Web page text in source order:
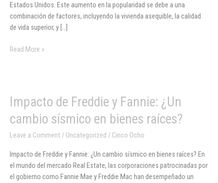
Estados Unidos. Este aumento en la popularidad se debe a una
combinación de factores, incluyendo la vivienda asequible, la calidad
de vida superior, y […]
en
EE.
UU.
Read More »
Impacto de Freddie y Fannie: ¿Un
cambio sísmico en bienes raíces?
Leave a Comment / Uncategorized / Cinco Ocho
Impacto de Freddie y Fannie: ¿Un cambio sísmico en bienes raíces? En
el mundo del mercado Real Estate, las corporaciones patrocinadas por
el gobierno como Fannie Mae y Freddie Mac han desempeñado un
Impacto
Freddie
y
¿Un
cambio
sísmico